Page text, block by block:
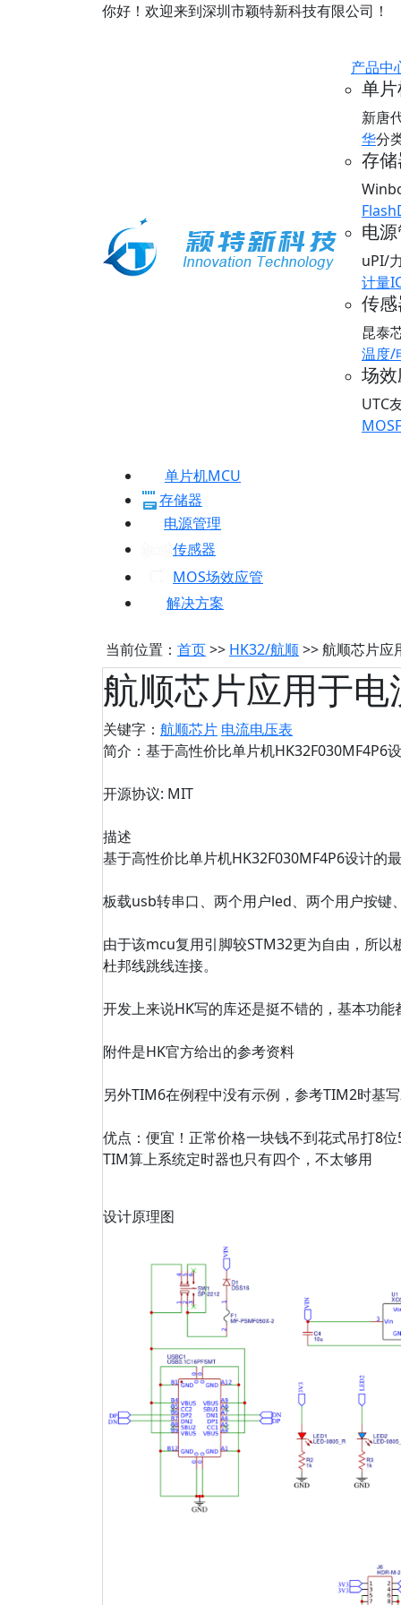
你好！欢迎来到深圳市颖特新科技有限公司！
产品中
单
新唐
华分
存
Flash
电
uPI/
计量
传
昆泰
温度/
场
UTC
单片机MCU
存储器
电源管理
传感器
MOS场效应管
解决方案
当前位置： 首页>> HK32/航顺>> 航顺芯片应
航顺芯片应用于
关键字： 航顺芯片 电流电压表
简介：基于高性价比单片机HK32F030MF4P6
开源协议: MIT
描述
基于高性价比单片机HK32F030MF4P6设计的
板载usb转串口、两个用户led、两个用户按键
由于该mcu复用引脚较STM32更为自由，所
杜邦线跳线连接。
开发上来说HK写的库还是挺不错的，基本功
附件是HK官方给出的参考资料
另外TIM6在例程中没有示例，参考TIM2时基
优点：便宜！正常价格一块钱不到花式吊打8
TIM算上系统定时器也只有四个，不太够用
设计原理图